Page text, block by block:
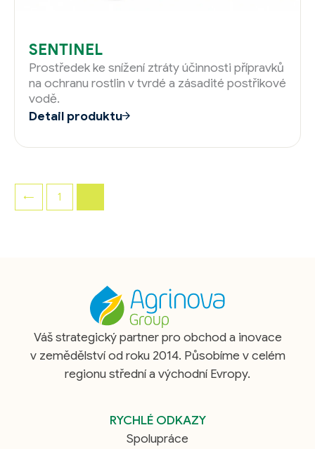
SENTINEL
Prostředek ke snížení ztráty účinnosti přípravků
na ochranu rostlin v tvrdé a zásadité postřikové
vodě.
Detail produktu
← 1
Váš strategický partner pro obchod a inovace
v zemědělství od roku 2014. Působíme v celém
regionu střední a východní Evropy.
RYCHLÉ ODKAZY
Spolupráce